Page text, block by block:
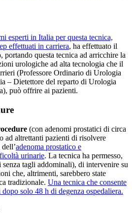
esperti in Italia per questa tecnica,
effettuati in carriera, ha effettuato il
portando questa tecnica ad arricchire la
urologiche ad alta tecnologia che il
(Professore Ordinario di Urologia
– Dietettore del reparto di Urologia
può offrire ai pazienti.
(con adenomi prostatici di circa
ad altrettanti pazienti di risolvere
adenoma prostatico e
urinarie. La tecnica ha permesso,
tagli addominali), di intervenire su
che, altrimenti, sarebbero state
tradizionale. Una tecnica che consente
solo 48 h di degenza ospedaliera.